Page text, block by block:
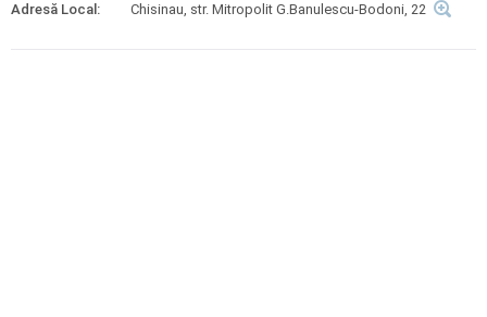
Adresă Local: Chisinau, str. Mitropolit G.Banulescu-Bodoni, 22